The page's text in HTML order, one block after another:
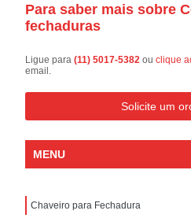
Para saber mais sobre
fechaduras
Ligue para(11) 5017-5382ouclique
email.
Solicite um
MENU
Chaveiro para Fechadura